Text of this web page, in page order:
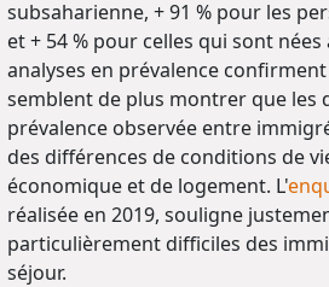
subsaharienne, + 91 % pour les
et + 54 % pour celles qui sont
analyses en prévalence
semblent de plus montrer que les
prévalence observée entre
des différences de conditions de
économique et de logement. L'
réalisée en 2019, souligne
particulièrement difficiles des
séjour.